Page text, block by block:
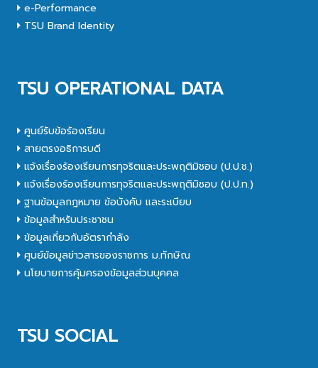
e-Performance
TSU Brand Identity
TSU OPERATIONAL DATA
ศูนย์รับข้อร้องเรียน
สายตรงอธิการบดี
แจ้งเรื่องร้องเรียนการทุจริตและประพฤติมิชอบ (ป.ป.ช.)
แจ้งเรื่องร้องเรียนการทุจริตและประพฤติมิชอบ (ป.ป.ท.)
ฐานข้อมูลกฎหมาย ข้อบังคับ และระเบียบ
ข้อมูลสำหรับประชาชน
ข้อมูลเกี่ยวกับอัตรากำลัง
ศูนย์ข้อมูลข่าวสารของราชการ ม.ทักษิณ
นโยบายการคุ้มครองข้อมูลส่วนบุคคล
TSU SOCIAL